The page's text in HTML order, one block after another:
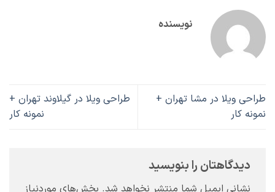
نویسنده
طراحی ویلا در مشا تهران +
نمونه کار
طراحی ویلا در گیلاوند تهران +
نمونه کار
دیدگاهتان را بنویسید
نشانی ایمیل شما منتشر نخواهد شد. بخش‌های موردنیاز